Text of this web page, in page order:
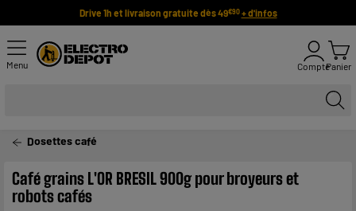
Drive 1h et livraison gratuite dès 49€90 + d'infos
Menu ComptePanier
Dosettes café
Café grains L'OR BRESIL 900g pour broyeurs et
robots cafés